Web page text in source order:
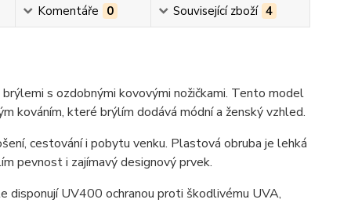
Komentáře 0 Související zboží 4
s ozdobnými kovovými nožičkami. Tento model
kováním, které brýlím dodává módní a ženský vzhled.
cestování i pobytu venku. Plastová obruba je lehká
pevnost i zajímavý designový prvek.
disponují UV400 ochranou proti škodlivému UVA,